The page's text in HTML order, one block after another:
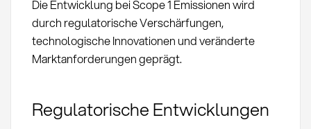
Die Entwicklung bei Scope 1 Emissionen wird
durch regulatorische Verschärfungen,
technologische Innovationen und veränderte
Marktanforderungen geprägt.
Regulatorische Entwicklungen